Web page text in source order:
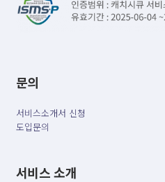
문의
서비스소개서 신청
도입문의
서비스 소개